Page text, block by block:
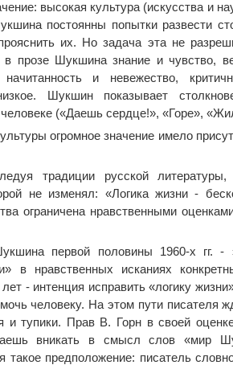
высокая культура (искусства и
постоянны попытки развести
их. Но задача эта не
в прозе Шукшина знание и чувство,
начитанность и невежество,
Шукшин показывает
человеке («Даешь сердце!», «Горе»,
огромное значение имело
традиции русской
не изменял: «Логика жизни -
ограничена нравственными
первой половины 1960-х гг. -
в нравственных исканиях
- интенция исправить «логику
человеку. На этом пути писателя
и тупики. Прав В. Горн в своей
вникать в смысл слов «мир
такое предположение: писатель